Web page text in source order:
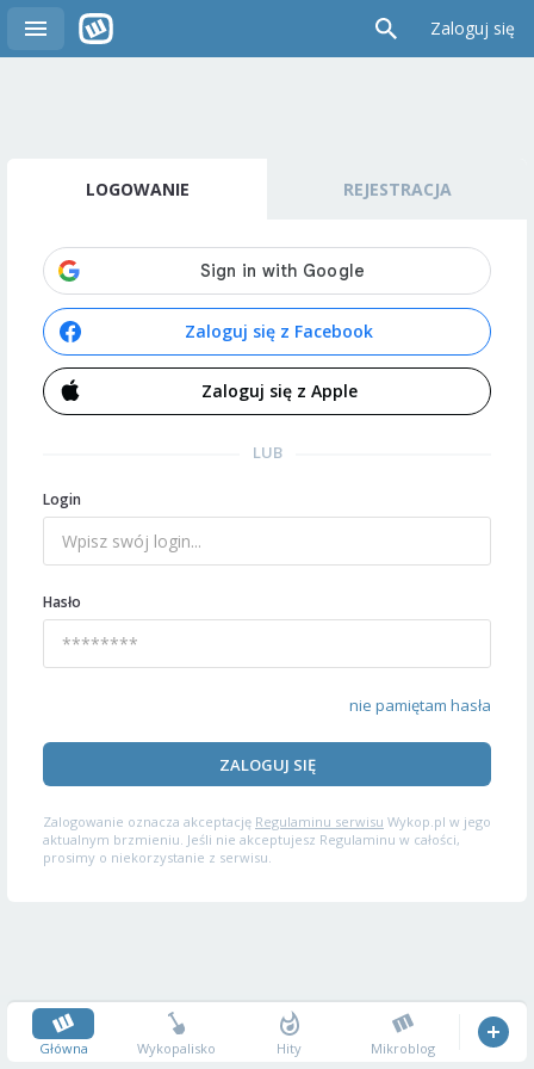
Zaloguj się
LOGOWANIE REJESTRACJA
Zaloguj się z Facebook
Zaloguj się z Apple
LUB
Login
Hasło
nie pamiętam hasła
ZALOGUJ SIĘ
Zalogowanie oznacza akceptację Regulaminu serwisu Wykop.pl w jego
aktualnym brzmieniu. Jeśli nie akceptujesz Regulaminu w całości,
prosimy o niekorzystanie z serwisu.
Główna Wykopalisko Hity Mikroblog